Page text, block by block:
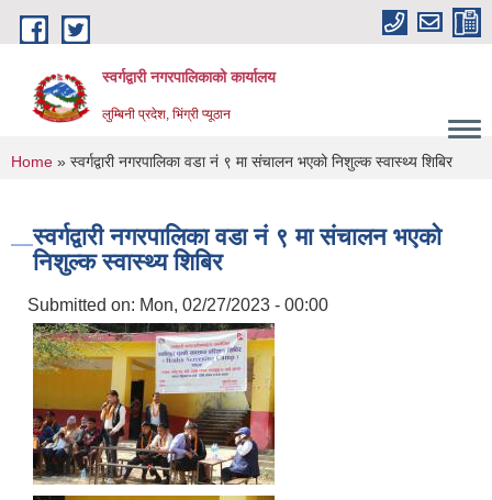
Skip to main content
स्वर्गद्वारी नगरपालिकाको कार्यालय
लुम्बिनी प्रदेश, भिंग्री प्यूठान
You are here
Home » स्वर्गद्वारी नगरपालिका वडा नं ९ मा संचालन भएको निशुल्क स्वास्थ्य शिबिर
स्वर्गद्वारी नगरपालिका वडा नं ९ मा संचालन भएको
निशुल्क स्वास्थ्य शिबिर
Submitted on: Mon, 02/27/2023 - 00:00